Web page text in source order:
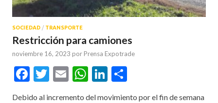
SOCIEDAD / TRANSPORTE
Restricción para camiones
noviembre 16, 2023 por Prensa Expotrade
Facebook
Twitter
EmailWhatsApp
LinkedIn
Debido al incremento del movimiento por el fin de semana